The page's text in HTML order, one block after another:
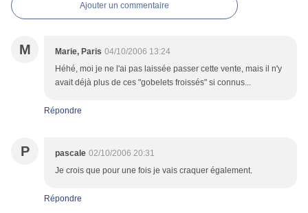
Ajouter un commentaire
M Marie, Paris 04/10/2006 13:24
Héhé, moi je ne l'ai pas laissée passer cette vente, mais il n'y
avait déjà plus de ces "gobelets froissés" si connus...
Répondre
P pascale 02/10/2006 20:31
Je crois que pour une fois je vais craquer également.
Répondre